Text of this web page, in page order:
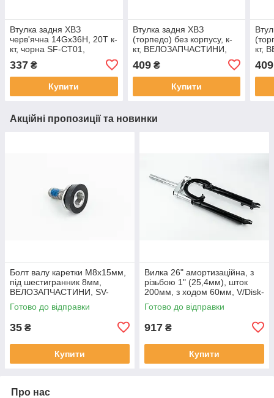
Втулка задня ХВЗ
черв'ячна 14Gx36H, 20Т к-
кт, чорна SF-CT01,
ВЕЛОЗАПЧАСТИНИ, SV-
412400
337 ₴
Купити
Втулка задня ХВЗ
(торпедо) без корпусу, к-
кт, ВЕЛОЗАПЧАСТИНИ,
409₴
Купити
кт,
409
Акційні пропозиції та новинки
Болт валу каретки M8x15мм,
під шестигранник 8мм,
ВЕЛОЗАПЧАСТИНИ, SV-
403875
Готово до відправки
35 ₴
Купити
Вилка 26" амортизаційна, з
різьбою 1" (25,4мм), шток
200мм, з ходом 60мм, V/Disk-
brake, чорна,
ВЕЛОЗАПЧАСТИНИ, SV-
Готово до відправки
917 ₴
Купити
Про нас